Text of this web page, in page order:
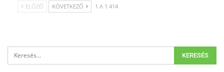
ELŐZŐ KÖVETKEZŐ 1 A 1 414